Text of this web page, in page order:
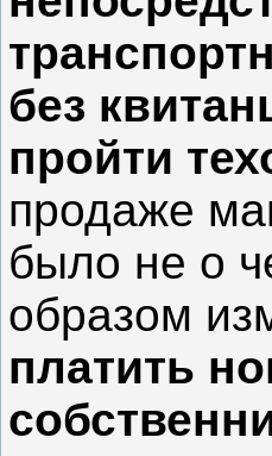
без
пройти
продаже
было не о
образом
платить